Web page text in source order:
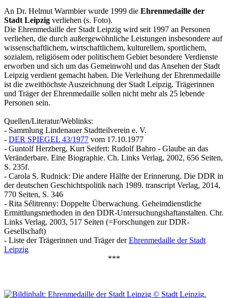
An Dr. Helmut Warmbier wurde 1999 die Ehrenmedaille der
Stadt Leipzig verliehen (s. Foto).
Die Ehrenmedaille der Stadt Leipzig wird seit 1997 an Personen
verliehen, die durch außergewöhnliche Leistungen insbesondere auf
wissenschaftlichem, wirtschaftlichem, kulturellem, sportlichem,
sozialem, religiösem oder politischem Gebiet besondere Verdienste
erworben und sich um das Gemeinwohl und das Ansehen der Stadt
Leipzig verdient gemacht haben. Die Verleihung der Ehrenmedaille
ist die zweithöchste Auszeichnung der Stadt Leipzig. Trägerinnen
und Träger der Ehrenmedaille sollen nicht mehr als 25 lebende
Personen sein.
Quellen/Literatur/Weblinks:
- Sammlung Lindenauer Stadtteilverein e. V.
- DER SPIEGEL 43/1977 vom 17.10.1977
- Guntolf Herzberg, Kurt Seifert: Rudolf Bahro - Glaube an das
Veränderbare. Eine Biographie. Ch. Links Verlag, 2002, 656 Seiten,
S. 235f.
- Carola S. Rudnick: Die andere Hälfte der Erinnerung. Die DDR in
der deutschen Geschichtspolitik nach 1989. transcript Verlag, 2014,
770 Seiten, S. 346
- Rita Sélitrenny: Doppelte Überwachung. Geheimdienstliche
Ermittlungsmethoden in den DDR-Untersuchungshaftanstalten. Chr.
Links Verlag, 2003, 517 Seiten (=Forschungen zur DDR-
Gesellschaft)
- Liste der Trägerinnen und Träger derEhrenmedaille der Stadt
Leipzig
***